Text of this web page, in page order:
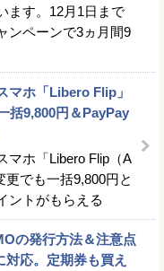
ます。12月1日まで
ンペーンで3ヵ月間9
マホ「Libero Flip」
括9,800円＆PayPay
マホ「Libero Flip（A
でも一括9,800円と
ントがもらえる
の発行方法＆注意点
応。定期券も買え